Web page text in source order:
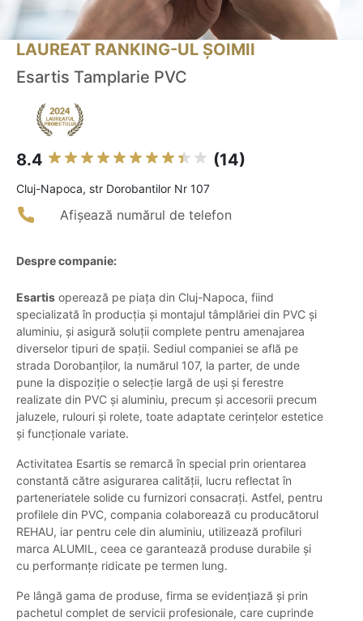
LAUREAT RANKING-UL ȘOIMII
Esartis Tamplarie PVC
8.4 (14)
Cluj-Napoca, str Dorobantilor Nr 107
Afișează numărul de telefon
Despre companie:
Esartis operează pe piața din Cluj-Napoca, fiind
specializată în producția și montajul tâmplăriei din PVC și
aluminiu, și asigură soluții complete pentru amenajarea
diverselor tipuri de spații. Sediul companiei se află pe
strada Dorobanților, la numărul 107, la parter, de unde
pune la dispoziție o selecție largă de uși și ferestre
realizate din PVC și aluminiu, precum și accesorii precum
jaluzele, rulouri și rolete, toate adaptate cerințelor estetice
și funcționale variate.
Activitatea Esartis se remarcă în special prin orientarea
constantă către asigurarea calității, lucru reflectat în
parteneriatele solide cu furnizori consacrați. Astfel, pentru
profilele din PVC, compania colaborează cu producătorul
REHAU, iar pentru cele din aluminiu, utilizează profiluri
marca ALUMIL, ceea ce garantează produse durabile și
cu performanțe ridicate pe termen lung.
Pe lângă gama de produse, firma se evidențiază și prin
pachetul complet de servicii profesionale, care cuprinde